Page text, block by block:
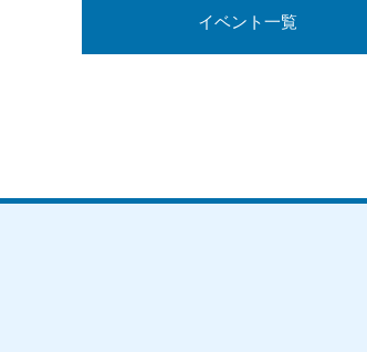
イベント一覧